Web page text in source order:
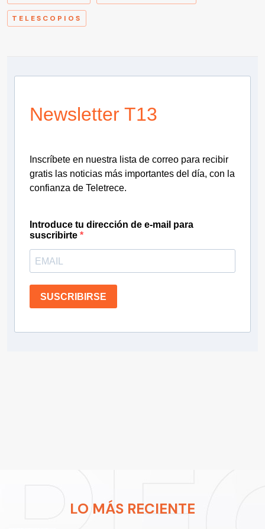
TELESCOPIOS
Newsletter T13
Inscríbete en nuestra lista de correo para recibir
gratis las noticias más importantes del día, con la
confianza de Teletrece.
Introduce tu dirección de e-mail para
suscribirte
SUSCRIBIRSE
LO MÁS RECIENTE